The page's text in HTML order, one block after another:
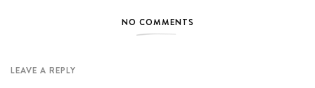
NO COMMENTS
LEAVE A REPLY